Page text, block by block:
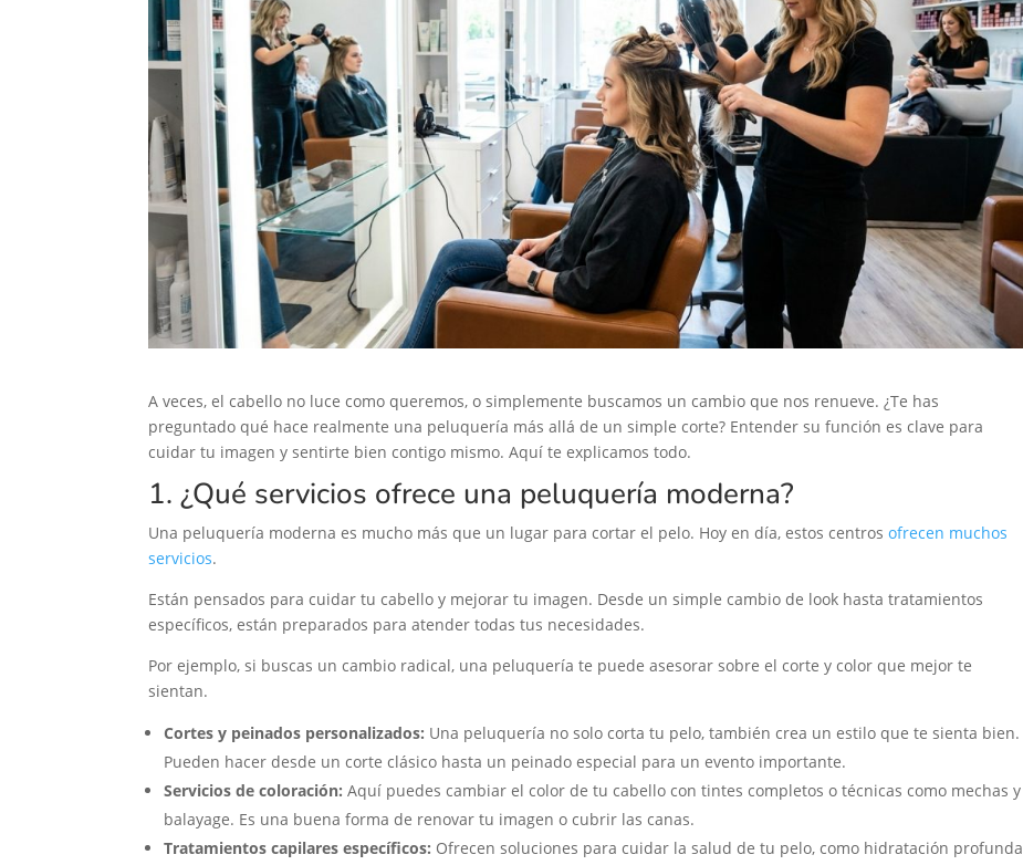
A veces, el cabello no luce como queremos, o simplemente buscamos un cambio que nos renueve. ¿Te has
preguntado qué hace realmente una peluquería más allá de un simple corte? Entender su función es clave para
cuidar tu imagen y sentirte bien contigo mismo. Aquí te explicamos todo.
1. ¿Qué servicios ofrece una peluquería moderna?
Una peluquería moderna es mucho más que un lugar para cortar el pelo. Hoy en día, estos centrosofrecen muchos
servicios.
Están pensados para cuidar tu cabello y mejorar tu imagen. Desde un simple cambio de look hasta tratamientos
específicos, están preparados para atender todas tus necesidades.
Por ejemplo, si buscas un cambio radical, una peluquería te puede asesorar sobre el corte y color que mejor te
sientan.
Cortes y peinados personalizados: Una peluquería no solo corta tu pelo, también crea un estilo que te sienta bien.
Pueden hacer desde un corte clásico hasta un peinado especial para un evento importante.
Servicios de coloración: Aquí puedes cambiar el color de tu cabello con tintes completos o técnicas como mechas y
balayage. Es una buena forma de renovar tu imagen o cubrir las canas.
Tratamientos capilares específicos: Ofrecen soluciones para cuidar la salud de tu pelo, como hidratación profunda